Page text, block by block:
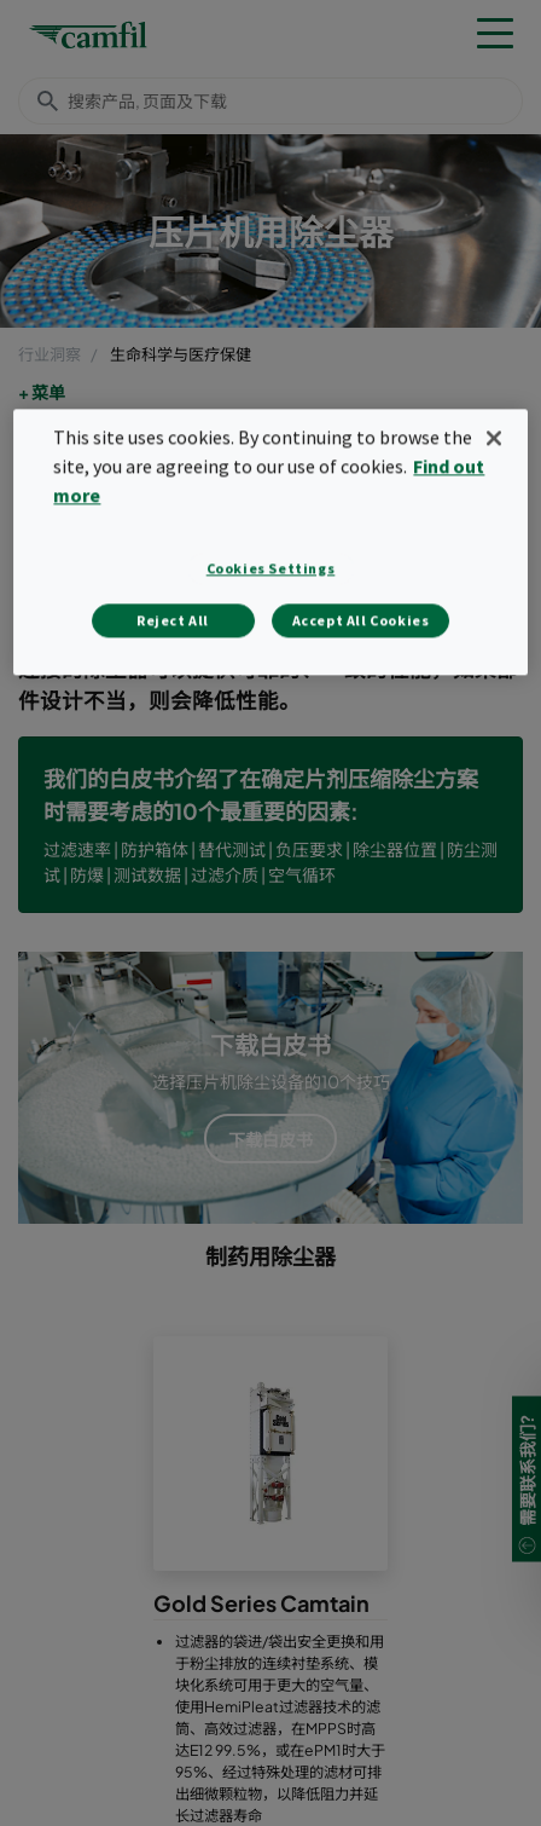
压片机用除尘器
行业洞察 生命科学与医疗保健
菜单
选择台式压片机用滤筒除尘设
备的10个技巧
虽然压片过程不会产生大量的粉尘，但安全有效地收
集这一过程中产生的粉尘是至关重要的。与压片机相
连接的除尘器可以提供可靠的、一致的性能，如果部
件设计不当，则会降低性能。
我们的白皮书介绍了在确定片剂压缩除尘方案
时需要考虑的10个最重要的因素:
过滤速率 | 防护箱体 | 替代测试 | 负压要求 | 除尘器位置 | 防尘测
试 | 防爆 | 测试数据 | 过滤介质 | 空气循环
下载白皮书
选择压片机除尘设备的10个技巧
下载白皮书
制药用除尘器
Gold Series Camtain
过滤器的袋进/袋出安全更换和用
于粉尘排放的连续衬垫系统、模
块化系统可用于更大的空气量、
使用HemiPleat过滤器技术的滤
筒、高效过滤器，在MPPS时高
达E12 99.5%，或在ePM1时大于
95%、经过特殊处理的滤材可排
出细微颗粒物，以降低阻力并延
长过滤器寿命
需要联系我们?
This site uses cookies. By continuing to browse the
site, you are agreeing to our use of cookies. Find out
more
Cookies Settings
Reject All Accept All Cookies